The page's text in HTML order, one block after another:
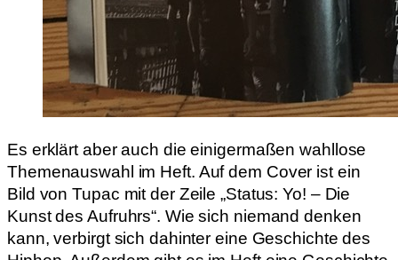
Es erklärt aber auch die einigermaßen wahllose
Themenauswahl im Heft. Auf dem Cover ist ein
Bild von Tupac mit der Zeile „Status: Yo! – Die
Kunst des Aufruhrs“. Wie sich niemand denken
kann, verbirgt sich dahinter eine Geschichte des